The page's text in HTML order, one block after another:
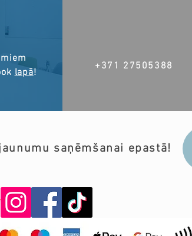
saņēmšanai epastā!
lapā!
+371 27505388